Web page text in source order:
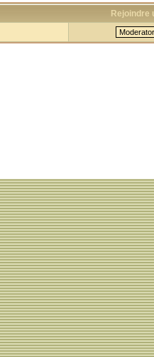
Rejoindre